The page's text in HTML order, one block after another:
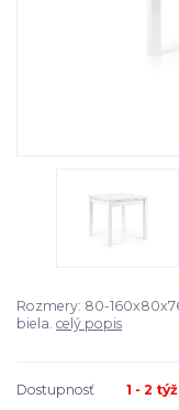
Rozmery: 80-
biela. celý popis
Dostupnosť 1 - 2